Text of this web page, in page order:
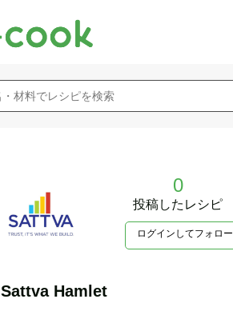
0
投稿したレシピ
ログインしてフォロー
Sattva Hamlet